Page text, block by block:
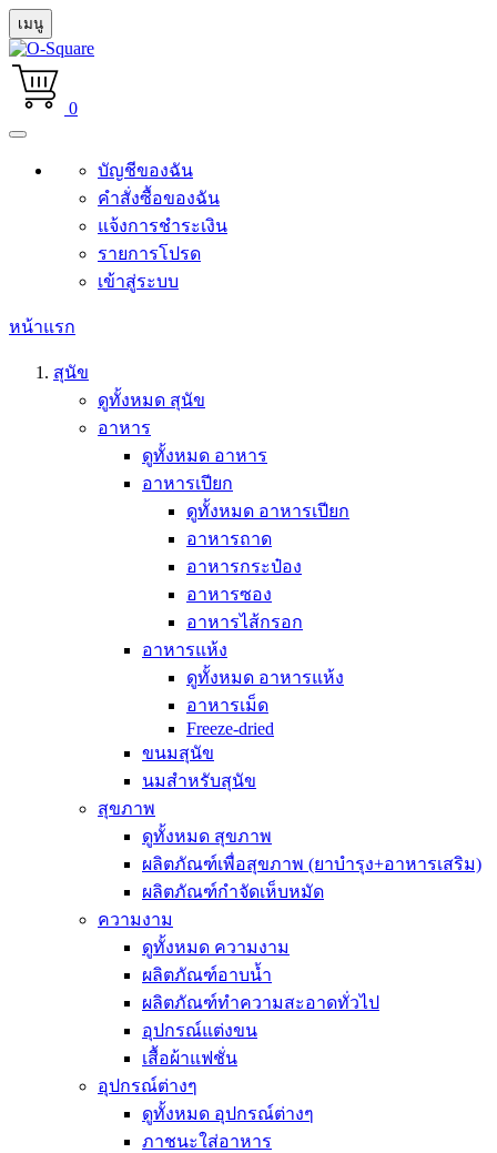
เมนู
0
บัญชีของฉัน
คำสั่งซื้อของฉัน
แจ้งการชำระเงิน
รายการโปรด
เข้าสู่ระบบ
หน้าแรก
สุนัข
ดูทั้งหมด สุนัข
อาหาร
ดูทั้งหมด อาหาร
อาหารเปียก
ดูทั้งหมด อาหารเปียก
อาหารถาด
อาหารกระป๋อง
อาหารซอง
อาหารไส้กรอก
อาหารแห้ง
ดูทั้งหมด อาหารแห้ง
อาหารเม็ด
Freeze-dried
ขนมสุนัข
นมสำหรับสุนัข
สุขภาพ
ดูทั้งหมด สุขภาพ
ผลิตภัณฑ์เพื่อสุขภาพ (ยาบำรุง+อาหารเสริม)
ผลิตภัณฑ์กำจัดเห็บหมัด
ความงาม
ดูทั้งหมด ความงาม
ผลิตภัณฑ์อาบน้ำ
ผลิตภัณฑ์ทำความสะอาดทั่วไป
อุปกรณ์แต่งขน
เสื้อผ้าแฟชั่น
อุปกรณ์ต่างๆ
ดูทั้งหมด อุปกรณ์ต่างๆ
ภาชนะใส่อาหาร